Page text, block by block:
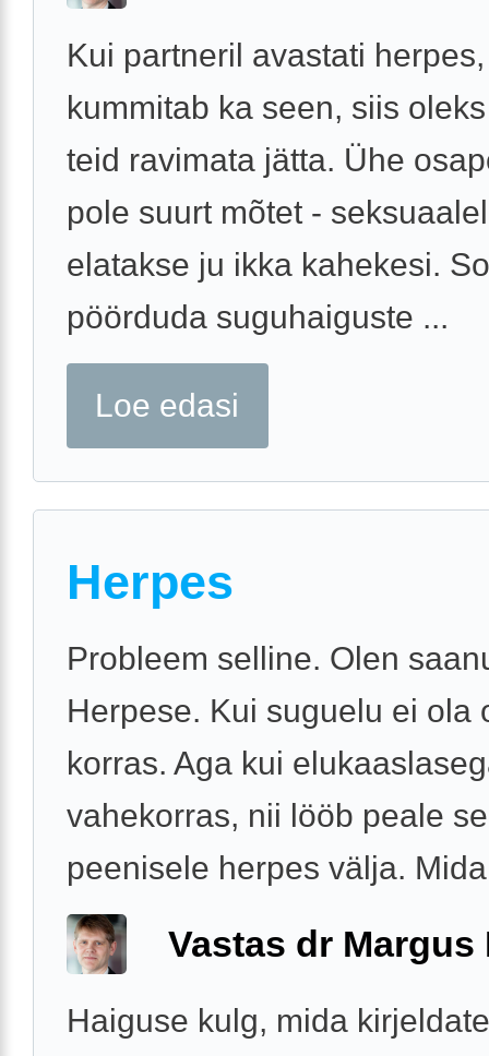
Kui partneril avastati
kummitab ka seen, siis
teid ravimata jätta. Ühe
pole suurt mõtet -
elatakse ju ikka kahekesi.
pöörduda suguhaiguste ...
Loe edasi
Herpes
Probleem selline. Olen
Herpese. Kui suguelu ei ola
korras. Aga kui
vahekorras, nii lööb peale
peenisele herpes välja.
Vastas dr Margus
Haiguse kulg, mida